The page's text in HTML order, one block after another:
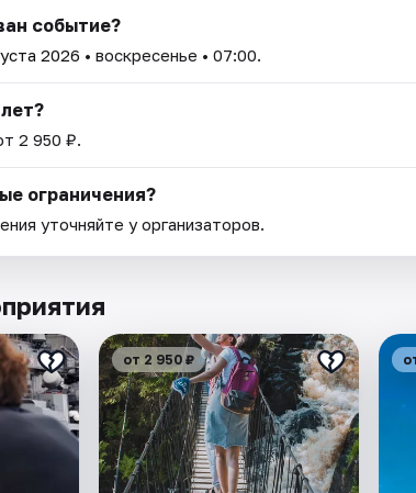
событие?
2026 • воскресенье • 07:00.
2 950 ₽.
ограничения?
уточняйте у организаторов.
от 2 950 ₽